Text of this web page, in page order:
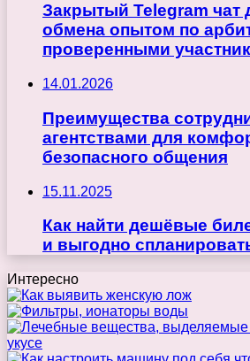
Закрытый Telegram чат
обмена опытом по
проверенными
14.01.2026
Преимущества
агентствами для
безопасного общения
15.11.2025
Как найти дешёвые
и выгодно
Интересно